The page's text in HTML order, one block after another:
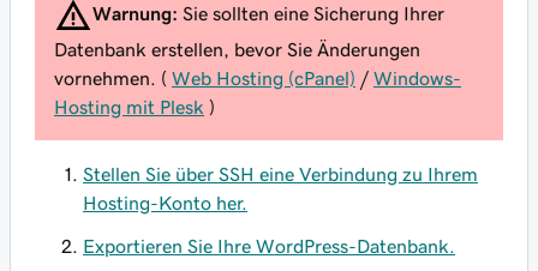
Warnung: Sie sollten eine Sicherung Ihrer
Datenbank erstellen, bevor Sie Änderungen
vornehmen. ( Web Hosting (cPanel) / Windows-
Hosting mit Plesk )
Stellen Sie über SSH eine Verbindung zu Ihrem
Hosting-Konto her.
Exportieren Sie Ihre WordPress-Datenbank.